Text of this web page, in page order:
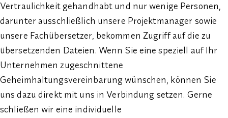
Vertraulichkeit gehandhabt und nur wenige Personen,
darunter ausschließlich unsere Projektmanager sowie
unsere Fachübersetzer, bekommen Zugriff auf die zu
übersetzenden Dateien. Wenn Sie eine speziell auf Ihr
Unternehmen zugeschnittene
Geheimhaltungsvereinbarung wünschen, können Sie
uns dazu direkt mit uns in Verbindung setzen. Gerne
schließen wir eine individuelle